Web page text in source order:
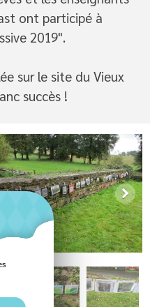
ont participé à
2019".
sur le site du Vieux
succès !